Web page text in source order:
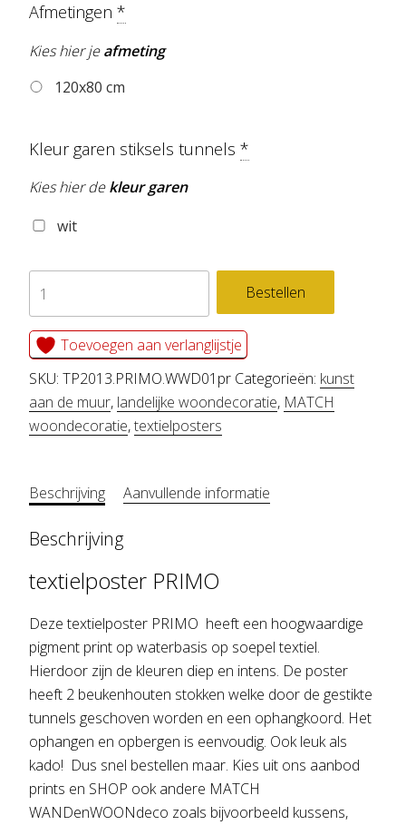
Afmetingen *
Kies hier jeafmeting
120x80 cm
Kleur garen stiksels tunnels *
Kies hier dekleur garen
wit
textielposter
PRIMO
aantal
Bestellen
Toevoegen aan verlanglijstje
SKU: TP2013.PRIMO.WWD01pr Categorieën: kunst
aan de muur, landelijke woondecoratie, MATCH
woondecoratie,textielposters
Beschrijving Aanvullende informatie
Beschrijving
textielposter PRIMO
Deze textielposter PRIMO heeft een hoogwaardige
pigment print op waterbasis op soepel textiel.
Hierdoor zijn de kleuren diep en intens. De poster
heeft 2 beukenhouten stokken welke door de gestikte
tunnels geschoven worden en een ophangkoord. Het
ophangen en opbergen is eenvoudig. Ook leuk als
kado! Dus snel bestellen maar. Kies uit ons aanbod
prints en SHOP ook andere MATCH
WANDenWOONdeco zoals bijvoorbeeld kussens,